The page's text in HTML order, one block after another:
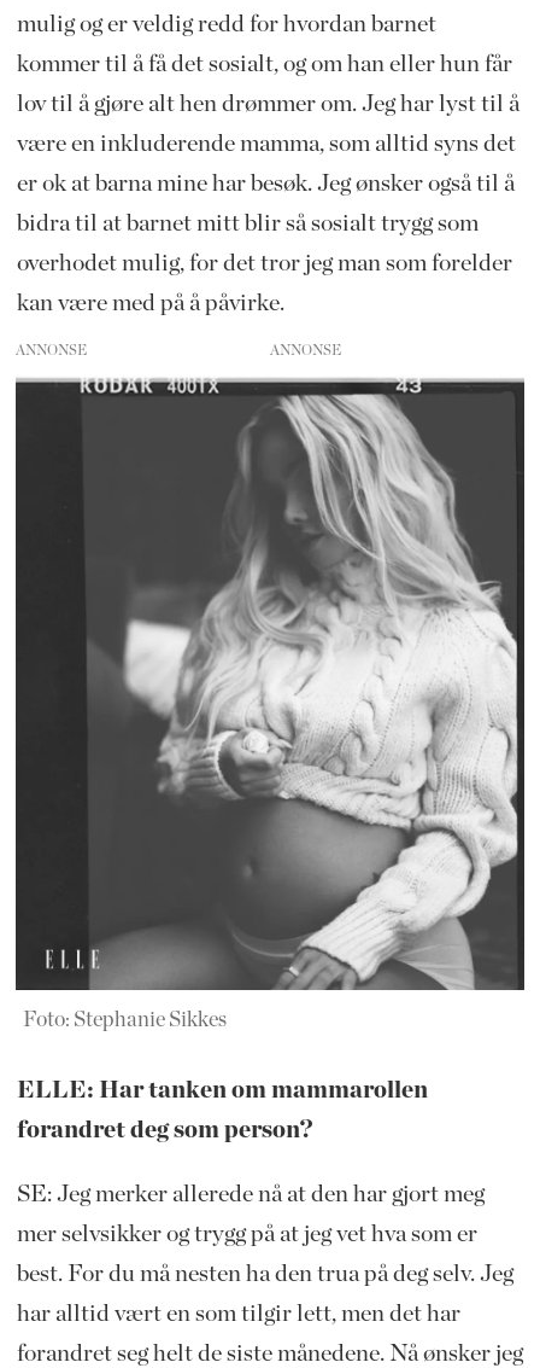
mulig og er veldig redd for hvordan barnet
kommer til å få det sosialt, og om han eller hun får
lov til å gjøre alt hen drømmer om. Jeg har lyst til å
være en inkluderende mamma, som alltid syns det
er ok at barna mine har besøk. Jeg ønsker også til å
bidra til at barnet mitt blir så sosialt trygg som
overhodet mulig, for det tror jeg man som forelder
kan være med på å påvirke.
ANNONSE
Foto: Stephanie Sikkes
ELLE: Har tanken om mammarollen
forandret deg som person?
SE: Jeg merker allerede nå at den har gjort meg
mer selvsikker og trygg på at jeg vet hva som er
best. For du må nesten ha den trua på deg selv. Jeg
har alltid vært en som tilgir lett, men det har
forandret seg helt de siste månedene. Nå ønsker jeg